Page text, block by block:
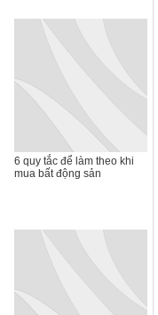
6 quy tắc để làm theo khi
mua bất động sản